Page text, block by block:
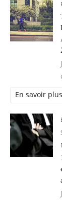
En savoir plus